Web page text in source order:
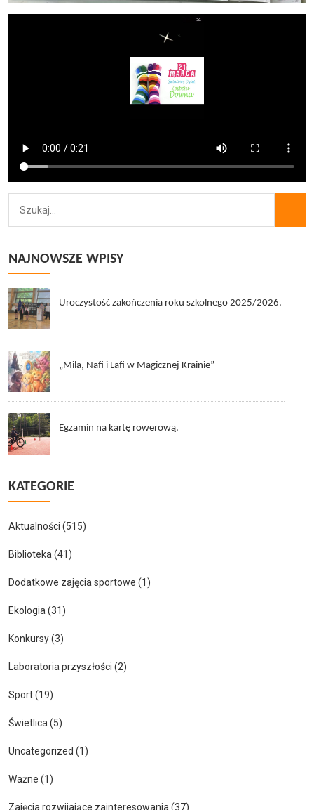
NAJNOWSZE WPISY
Uroczystość zakończenia roku szkolnego 2025/2026.
„Mila, Nafi i Lafi w Magicznej Krainie”
Egzamin na kartę rowerową.
KATEGORIE
Aktualności (515)
Biblioteka (41)
Dodatkowe zajęcia sportowe (1)
Ekologia (31)
Konkursy(3)
Laboratoria przyszłości (2)
Sport(19)
Świetlica (5)
Uncategorized (1)
Ważne (1)
Zajęcia rozwijające zainteresowania (37)